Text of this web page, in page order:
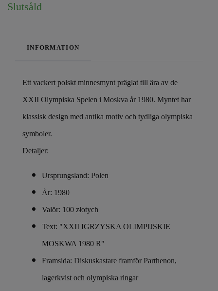
Slutsåld
INFORMATION
Ett vackert polskt minnesmynt präglat till ära av de
XXII Olympiska Spelen i Moskva år 1980. Myntet har
klassisk design med antika motiv och tydliga olympiska
symboler.
Detaljer:
Ursprungsland: Polen
År: 1980
Valör: 100 złotych
Text: "XXII IGRZYSKA OLIMPIJSKIE
MOSKWA 1980 R"
Framsida: Diskuskastare framför Parthenon,
lagerkvist och olympiska ringar